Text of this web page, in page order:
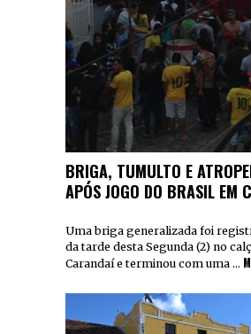
BRIGA, TUMULTO E
APÓS JOGO DO BRASIL EM
Uma briga generalizada foi
da tarde desta Segunda (2) no
Carandaí e terminou com uma …